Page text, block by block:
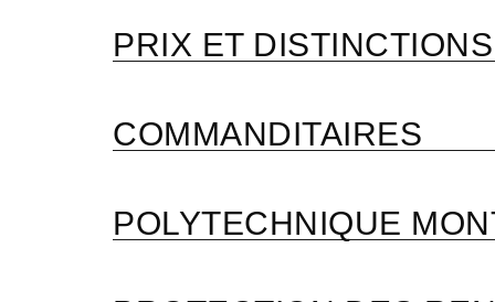
PRIX ET DISTINCTIONS
COMMANDITAIRES
POLYTECHNIQUE